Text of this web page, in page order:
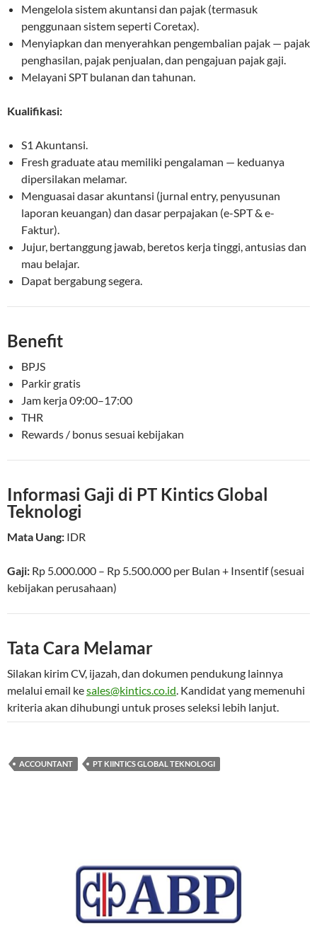
Mengelola sistem akuntansi dan pajak (termasuk
penggunaan sistem seperti Coretax).
Menyiapkan dan menyerahkan pengembalian pajak — pajak
penghasilan, pajak penjualan, dan pengajuan pajak gaji.
Melayani SPT bulanan dan tahunan.
Kualifikasi:
S1 Akuntansi.
Fresh graduate atau memiliki pengalaman — keduanya
dipersilakan melamar.
Menguasai dasar akuntansi (jurnal entry, penyusunan
laporan keuangan) dan dasar perpajakan (e-SPT & e-
Faktur).
Jujur, bertanggung jawab, beretos kerja tinggi, antusias dan
mau belajar.
Dapat bergabung segera.
Benefit
BPJS
Parkir gratis
Jam kerja 09:00–17:00
THR
Rewards / bonus sesuai kebijakan
Informasi Gaji di PT Kintics Global
Teknologi
Mata Uang: IDR
Gaji: Rp 5.000.000 – Rp 5.500.000 per Bulan + Insentif (sesuai
kebijakan perusahaan)
Tata Cara Melamar
Silakan kirim CV, ijazah, dan dokumen pendukung lainnya
melalui email kesales@kintics.co.id. Kandidat yang memenuhi
kriteria akan dihubungi untuk proses seleksi lebih lanjut.
ACCOUNTANT PT KIINTICS GLOBAL TEKNOLOGI